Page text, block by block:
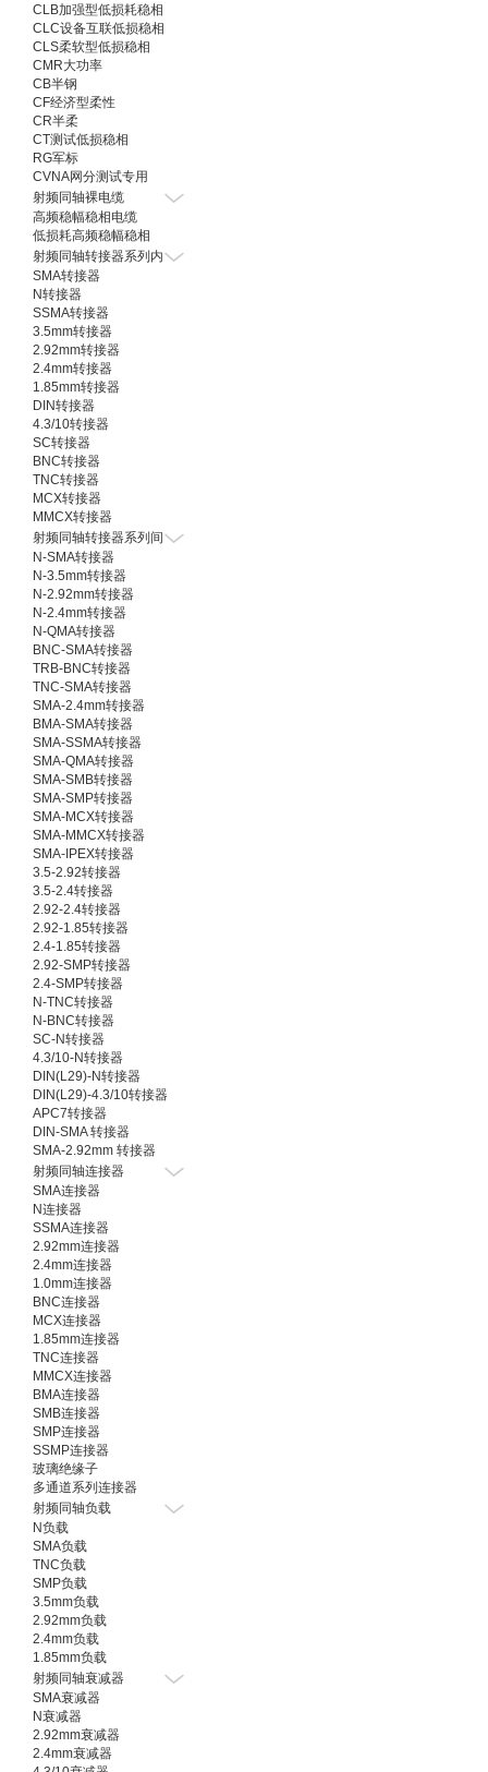
CLB加强型低损耗稳相
CLC设备互联低损稳相
CLS柔软型低损稳相
CMR大功率
CB半钢
CF经济型柔性
CR半柔
CT测试低损稳相
RG军标
CVNA网分测试专用
射频同轴裸电缆
高频稳幅稳相电缆
低损耗高频稳幅稳相
射频同轴转接器系列内
SMA转接器
N转接器
SSMA转接器
3.5mm转接器
2.92mm转接器
2.4mm转接器
1.85mm转接器
DIN转接器
4.3/10转接器
SC转接器
BNC转接器
TNC转接器
MCX转接器
MMCX转接器
射频同轴转接器系列间
N-SMA转接器
N-3.5mm转接器
N-2.92mm转接器
N-2.4mm转接器
N-QMA转接器
BNC-SMA转接器
TRB-BNC转接器
TNC-SMA转接器
SMA-2.4mm转接器
BMA-SMA转接器
SMA-SSMA转接器
SMA-QMA转接器
SMA-SMB转接器
SMA-SMP转接器
SMA-MCX转接器
SMA-MMCX转接器
SMA-IPEX转接器
3.5-2.92转接器
3.5-2.4转接器
2.92-2.4转接器
2.92-1.85转接器
2.4-1.85转接器
2.92-SMP转接器
2.4-SMP转接器
N-TNC转接器
N-BNC转接器
SC-N转接器
4.3/10-N转接器
DIN(L29)-N转接器
DIN(L29)-4.3/10转接器
APC7转接器
DIN-SMA 转接器
SMA-2.92mm 转接器
射频同轴连接器
SMA连接器
N连接器
SSMA连接器
2.92mm连接器
2.4mm连接器
1.0mm连接器
BNC连接器
MCX连接器
1.85mm连接器
TNC连接器
MMCX连接器
BMA连接器
SMB连接器
SMP连接器
SSMP连接器
玻璃绝缘子
多通道系列连接器
射频同轴负载
N负载
SMA负载
TNC负载
SMP负载
3.5mm负载
2.92mm负载
2.4mm负载
1.85mm负载
射频同轴衰减器
SMA衰减器
N衰减器
2.92mm衰减器
2.4mm衰减器